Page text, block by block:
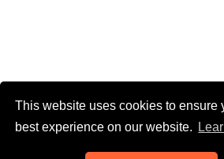
This website uses cookies to ensure
best experience on our website.